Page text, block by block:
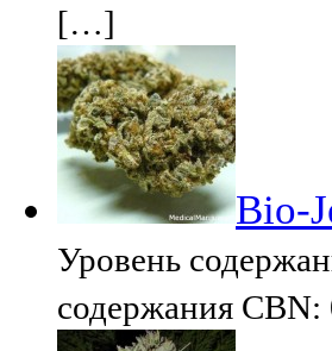
[…]
Bio-
Уровень
содержания